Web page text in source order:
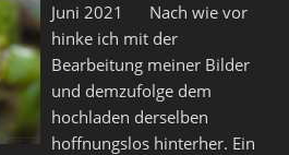
Juni 2021 Nach wie vor
hinke ich mit der
Bearbeitung meiner Bilder
und demzufolge dem
hochladen derselben
hoffnungslos hinterher. Ein